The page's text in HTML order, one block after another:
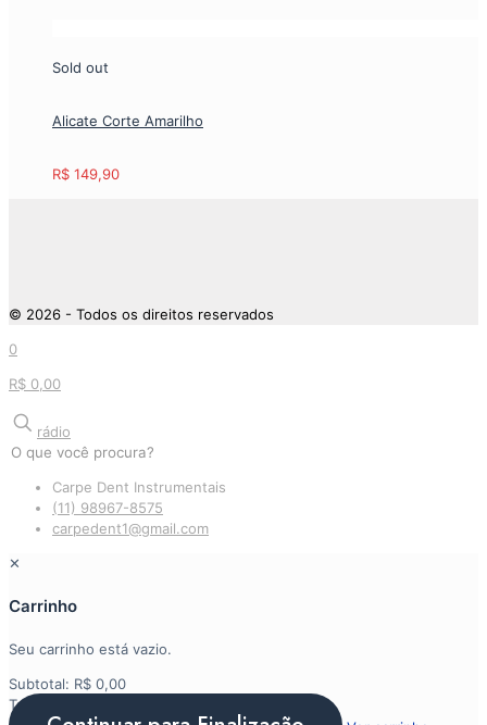
Sold out
Alicate Corte Amarilho
R$ 149,90
© 2026 - Todos os direitos reservados
0
R$ 0,00
rádio
Carpe Dent Instrumentais
(11) 98967-8575
carpedent1@gmail.com
✕
Carrinho
Seu carrinho está vazio.
Subtotal: R$ 0,00
Total: